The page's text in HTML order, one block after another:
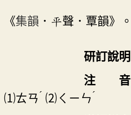
《集韻 ．平聲．覃韻》。
研訂說明
注 音
⑴ㄊㄢˊ ⑵ㄑㄧㄣˊ